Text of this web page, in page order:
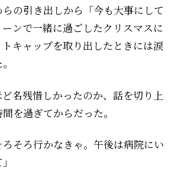
の引き出しから「今も大事にして
ンで一緒に過ごしたクリスマスに
キャップを取り出したときには涙
名残惜しかったのか、話を切り上
を過ぎてからだった。
ろそろ行かなきゃ。午後は病院にい